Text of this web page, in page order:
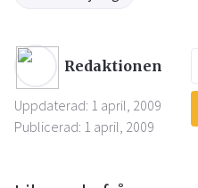
Redaktionen
Uppdaterad: 1 april, 2009
Publicerad: 1 april, 2009